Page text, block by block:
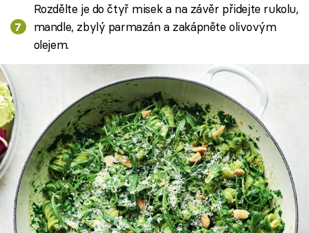
Rozdělte je do čtyř misek a na závěr přidejte rukolu,
mandle, zbylý parmazán a zakápněte olivovým
olejem.